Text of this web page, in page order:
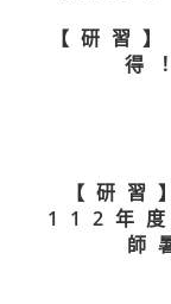
【研習
得
【研習
112年度
師